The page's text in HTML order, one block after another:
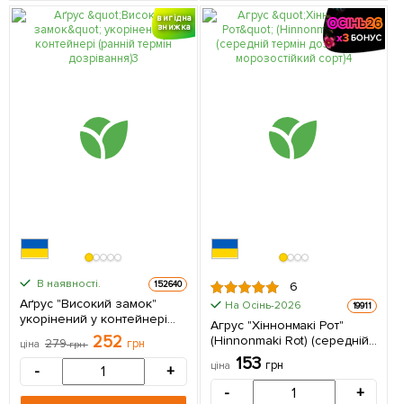
вигідна
знижка
В наявності. 152640
Аґрус "Високий замок"
укорінений у контейнері
(ранній термін дозрівання) 1
саджанець в упаковці
ціна 279грн 252 грн
- +
6
На Осінь-2026 19911
Агрус "Хіннонмакі Рот"
(Hinnonmaki Rot) (середній
термін дозрівання,
морозостійкий сорт) 1
саджанець в упаковці
ціна 153 грн
- +